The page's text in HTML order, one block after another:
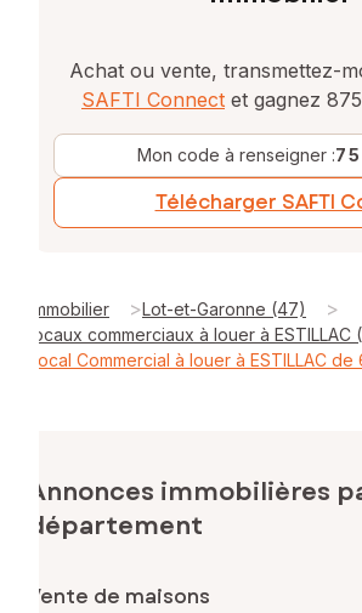
Achat ou vente, transmettez-
SAFTI Connect et gagnez
Mon code à renseigner :
Télécharger SAFTI
Immobilier >Lot-et-Garonne (47) >
locaux commerciaux à louer à ESTILLAC
Local Commercial à louer à ESTILLAC de
Annonces immobilières
département
Vente de maisons